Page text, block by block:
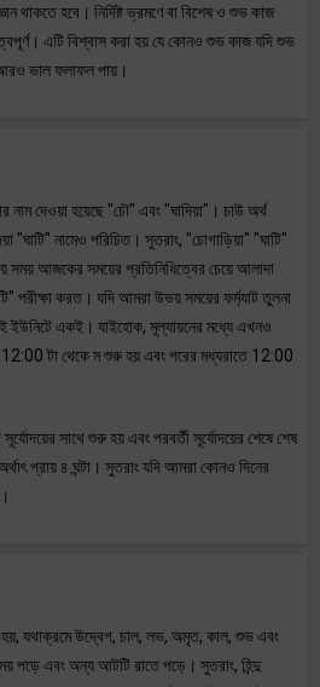
থাকতে হবে। নির্দিষ্ট ভ্রমণে বা বিশেষ ও শুভ কাজ
এটি বিশ্বাস করা হয় যে কোনও শুভ কাজ যদি শুভ
ভাল ফলাফল পায়।
নাম দেওয়া হয়েছে "চৌ" এবং "ঘাদিয়া"। চাউ অর্থ
"ঘাটি" নামেও পরিচিত। সুতরাং, "চোগাড়িয়া" "ঘাটি"
সময় আজকের সময়ের প্রতিনিধিত্বের চেয়ে আলাদা
পরীক্ষা করত। যদি আমরা উভয় সময়ের ফর্ম্যাট তুলনা
ইউনিটে একই। যাইহোক, মূল্যায়নের মধ্যে এখনও
12:00 টা থেকে ম শুরু হয় এবং পরের মধ্যরাতে 12:00
সাথে শুরু হয় এবং পরবর্তী সূর্যোদয়ের শেষে শেষ
প্রায় ৪ ঘন্টা। সুতরাং যদি আমরা কোনও দিনের
হয়, যথাক্রমে উদ্বেগ, চাল, লভ, অমৃত, কাল, শুভ এবং
পড়ে এবং অন্য আটটি রাতে পড়ে। সুতরাং, হিন্দু